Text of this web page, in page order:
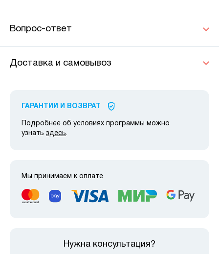
Вопрос-ответ
Доставка и самовывоз
ГАРАНТИИ И ВОЗВРАТ
Подробнее об условиях программы можно
узнать здесь.
Мы принимаем к оплате
Нужна консультация?